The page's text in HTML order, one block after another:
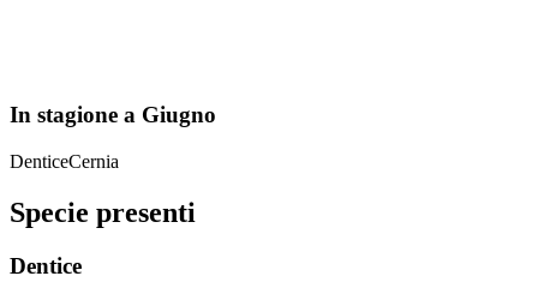
In stagione a Giugno
DenticeCernia
Specie presenti
Dentice